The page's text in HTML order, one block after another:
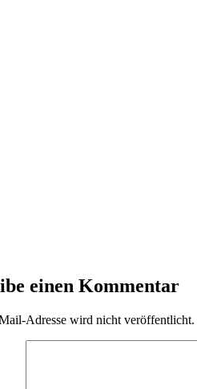
einen Kommentar
Adresse wird nicht veröffentlicht.